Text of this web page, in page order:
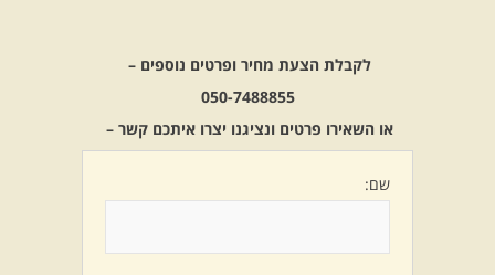
לקבלת הצעת מחיר ופרטים נוספים –
050-7488855
או השאירו פרטים ונציגנו יצרו איתכם קשר –
שם: